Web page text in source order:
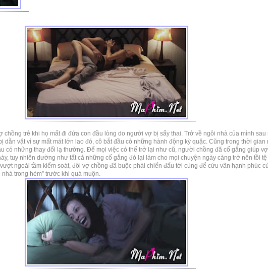
chồng trẻ khi họ mất đi đứa con đầu lòng do người vợ bị sẩy thai. Trở về ngôi nhà của mình sau
dằn vặt vì sự mất mát lớn lao đó, cô bắt đầu có những hành động kỳ quặc. Cũng trong thời gian
có những thay đổi lạ thường. Để mọi việc có thể trở lại như cũ, người chồng đã cố gắng giúp
tuy nhiên dường như tất cả những cố gắng đó lại làm cho mọi chuyện ngày càng trở nên tồi
ngoài tầm kiểm soát, đôi vợ chồng đã buộc phải chiến đấu tới cùng để cứu vãn hạnh phúc
trong hẻm” trước khi quá muộn.